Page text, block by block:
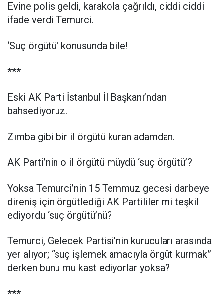
Evine polis geldi, karakola çağrıldı, ciddi ciddi
ifade verdi Temurci.
‘Suç örgütü' konusunda bile!
***
Eski AK Parti İstanbul İl Başkanı’ndan
bahsediyoruz.
Zımba gibi bir il örgütü kuran adamdan.
AK Parti’nin o il örgütü müydü ‘suç örgütü’?
Yoksa Temurci’nin 15 Temmuz gecesi darbeye
direniş için örgütlediği AK Partililer mi teşkil
ediyordu ‘suç örgütü’nü?
Temurci, Gelecek Partisi’nin kurucuları arasında
yer alıyor; “suç işlemek amacıyla örgüt kurmak”
derken bunu mu kast ediyorlar yoksa?
***